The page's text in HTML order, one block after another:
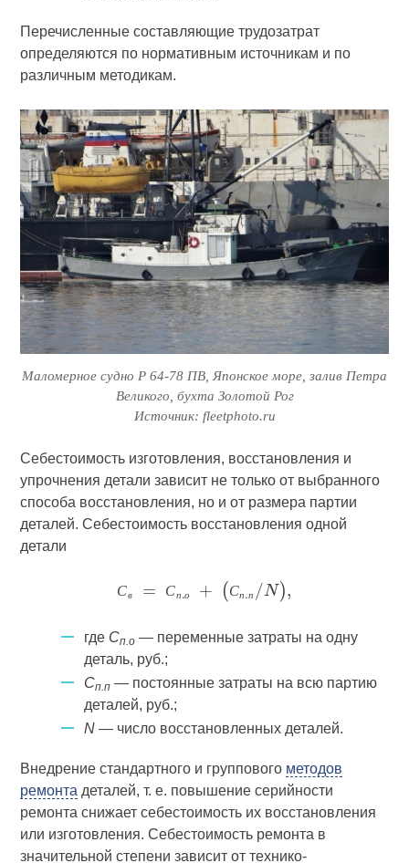
Перечисленные составляющие трудозатрат
определяются по нормативным источникам и по
различным методикам.
Маломерное судно Р 64-78 ПВ, Японское море, залив Петра
Великого, бухта Золотой Рог
Источник: fleetphoto.ru
Себестоимость изготовления, восстановления и
упрочнения детали зависит не только от выбранного
способа восстановления, но и от размера партии
деталей. Себестоимость восстановления одной
детали
С С С
где Сп.о — переменные затраты на одну
деталь, руб.;
Сп.п — постоянные затраты на всю партию
деталей, руб.;
N — число восстановленных деталей.
Внедрение стандартного и группового методов
ремонта деталей, т. е. повышение серийности
ремонта снижает себестоимость их восстановления
или изготовления. Себестоимость ремонта в
значительной степени зависит от технико-